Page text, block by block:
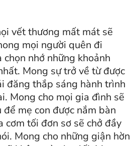
vết thương mất mát sẽ
mọi người quên đi
nhớ những khoảnh
Mong sự trở về từ được
đăng thắp sáng hành trình
Mong cho mọi gia đình sẽ
mẹ con được nắm bàn
cơm tối đơn sơ sẽ chở đầy
Mong cho những giận hờn